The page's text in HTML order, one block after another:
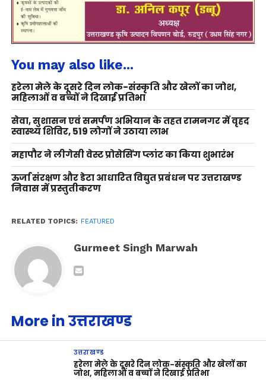
You may also like...
हरेला मेले के दूसरे दिन लोक-संस्कृति और खेलों का जोश,
महिलाओं व बच्चों ने दिखाई प्रतिभा
सेवा, सुशासन एवं समर्पण अभियान के तहत रामनगर में वृहद
स्वास्थ्य शिविर, 519 लोगों ने उठाया लाभ
महापौर ने लीगेसी वेस्ट प्रोसेसिंग प्लांट का किया शुभारंभ
ऊर्जा संरक्षण और डेटा आधारित विद्युत प्रबंधन पर उत्तराखण्ड
निवास में प्रस्तुतीकरण
RELATED TOPICS: FEATURED
Gurmeet Singh Marwah
More in उत्तराखण्ड
उत्तराखण्ड
हरेला मेले के दूसरे दिन लोक-संस्कृति और खेलों का
जोश, महिलाओं व बच्चों ने दिखाई प्रतिभा